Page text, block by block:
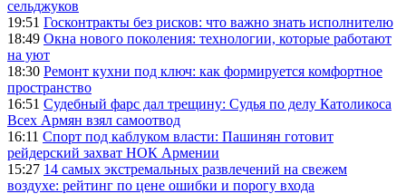
сельджуков
19:51 Госконтракты без рисков: что важно знать исполнителю
18:49 Окна нового поколения: технологии, которые работают
на уют
18:30 Ремонт кухни под ключ: как формируется комфортное
пространство
16:51 Судебный фарс дал трещину: Судья по делу Католикоса
Всех Армян взял самоотвод
16:11 Спорт под каблуком власти: Пашинян готовит
рейдерский захват НОК Армении
15:27 14 самых экстремальных развлечений на свежем
воздухе: рейтинг по цене ошибки и порогу входа